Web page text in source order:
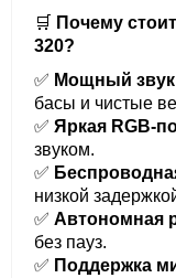
🛒 Почему
320?
✅ Мощный звук
басы и чистые
✅ Яркая RGB-
звуком.
✅
низкой
✅ Автономная
без пауз.
✅ Поддержка